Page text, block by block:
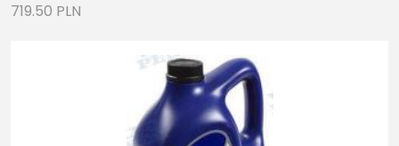
719.50 PLN